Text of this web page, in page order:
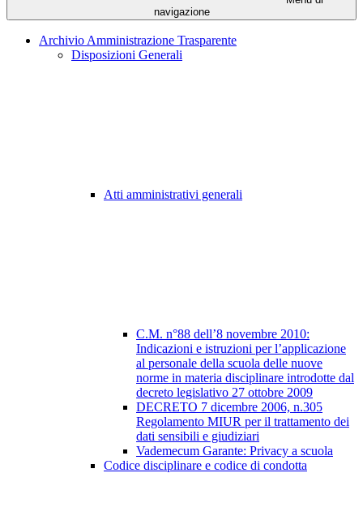
navigazione
Archivio Amministrazione Trasparente
Disposizioni Generali
Atti amministrativi generali
C.M. n°88 dell’8 novembre 2010:
Indicazioni e istruzioni per l’applicazione
al personale della scuola delle nuove
norme in materia disciplinare introdotte dal
decreto legislativo 27 ottobre 2009
DECRETO 7 dicembre 2006, n.305
Regolamento MIUR per il trattamento dei
dati sensibili e giudiziari
Vademecum Garante: Privacy a scuola
Codice disciplinare e codice di condotta